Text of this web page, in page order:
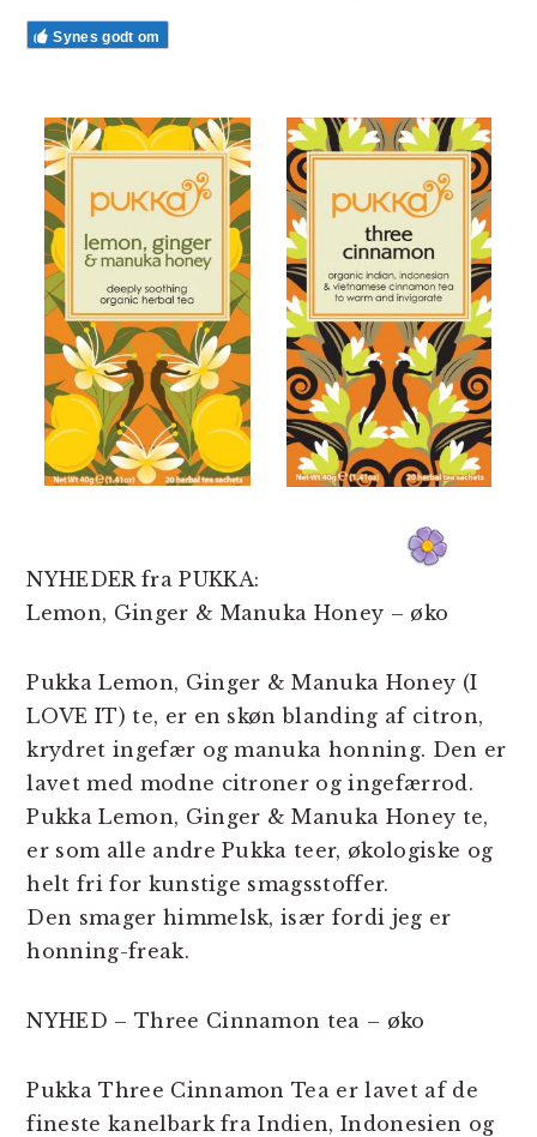
Synes godt om
NYHEDER fra PUKKA:
Lemon, Ginger & Manuka Honey – øko
Pukka Lemon, Ginger & Manuka Honey (I
LOVE IT) te, er en skøn blanding af citron,
krydret ingefær og manuka honning. Den er
lavet med modne citroner og ingefærrod.
Pukka Lemon, Ginger & Manuka Honey te,
er som alle andre Pukka teer, økologiske og
helt fri for kunstige smagsstoffer.
Den smager himmelsk, især fordi jeg er
honning-freak.
NYHED – Three Cinnamon tea – øko
Pukka Three Cinnamon Tea er lavet af de
fineste kanelbark fra Indien, Indonesien og